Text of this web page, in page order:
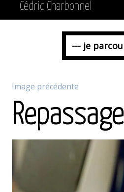
Cédric Charbonnel
Image précédente
Repassage